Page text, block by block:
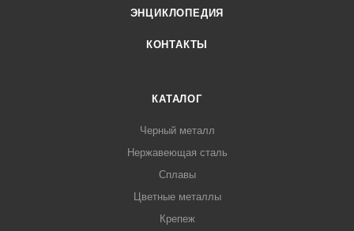
ЭНЦИКЛОПЕДИЯ
КОНТАКТЫ
КАТАЛОГ
Черный металл
Нержавеющая сталь
Сплавы
Цветные металлы
Крепеж